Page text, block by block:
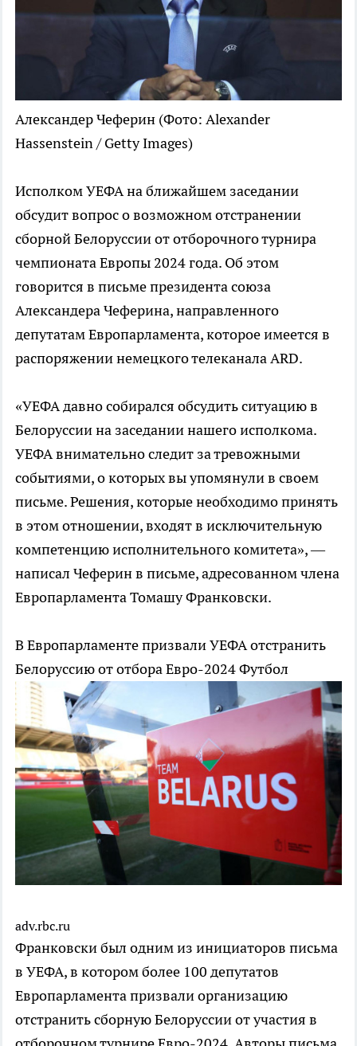
Александер Чеферин (Фото: Alexander
Hassenstein / Getty Images)
Исполком УЕФА на ближайшем заседании
обсудит вопрос о возможном отстранении
сборной Белоруссии от отборочного турнира
чемпионата Европы 2024 года. Об этом
говорится в письме президента союза
Александера Чеферина, направленного
депутатам Европарламента, которое имеется в
распоряжении немецкого телеканала ARD.
«УЕФА давно собирался обсудить ситуацию в
Белоруссии на заседании нашего исполкома.
УЕФА внимательно следит за тревожными
событиями, о которых вы упомянули в своем
письме. Решения, которые необходимо принять
в этом отношении, входят в исключительную
компетенцию исполнительного комитета», —
написал Чеферин в письме, адресованном члена
Европарламента Томашу Франковски.
В Европарламенте призвали УЕФА отстранить
Белоруссию от отбора Евро-2024Футбол
adv.rbc.ru
Франковски был одним из инициаторов письма
в УЕФА, в котором более 100 депутатов
Европарламента призвали организацию
отстранить сборную Белоруссии от участия в